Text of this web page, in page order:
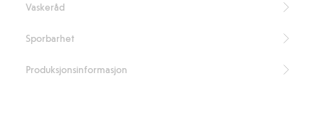
Vaskeråd
Sporbarhet
Produksjonsinformasjon